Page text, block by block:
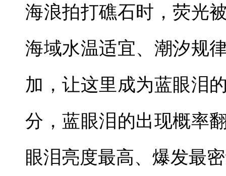
海浪拍打礁石时，荧光
海域水温适宜、潮汐规
加，让这里成为蓝眼泪
分，蓝眼泪的出现概率
眼泪亮度最高、爆发最